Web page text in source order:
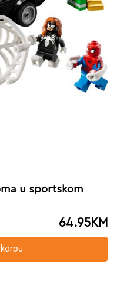
u sportskom
64.95KM